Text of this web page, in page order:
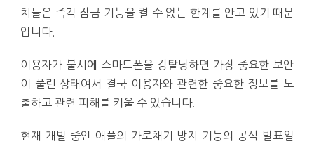
치들은 즉각 잠금 기능을 켤 수 없는 한계를 안고 있기 때문
입니다.
이용자가 불시에 스마트폰을 강탈당하면 가장 중요한 보안
이 풀린 상태여서 결국 이용자와 관련한 중요한 정보를 노
출하고 관련 피해를 키울 수 있습니다.
현재 개발 중인 애플의 가로채기 방지 기능의 공식 발표일